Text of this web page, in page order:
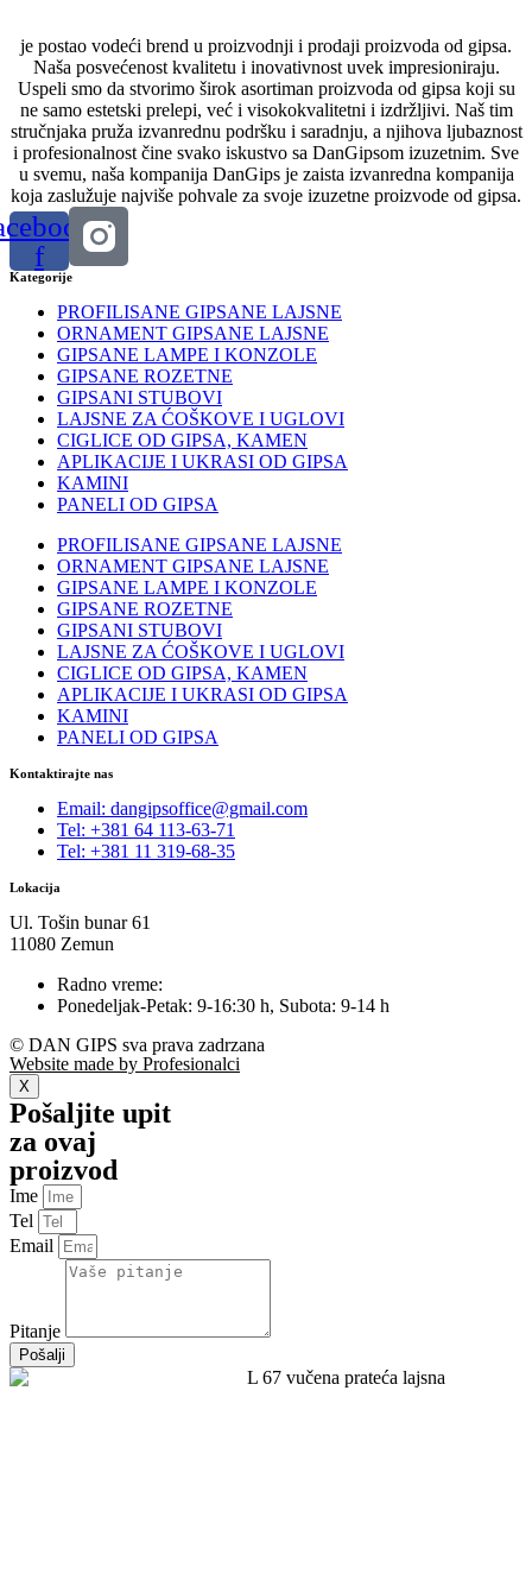
je postao vodeći brend u proizvodnji i prodaji proizvoda od gipsa.
Naša posvećenost kvalitetu i inovativnost uvek impresioniraju.
Uspeli smo da stvorimo širok asortiman proizvoda od gipsa koji su
ne samo estetski prelepi, već i visokokvalitetni i izdržljivi. Naš tim
stručnjaka pruža izvanrednu podršku i saradnju, a njihova ljubaznost
i profesionalnost čine svako iskustvo sa DanGipsom izuzetnim. Sve
u svemu, naša kompanija DanGips je zaista izvanredna kompanija
koja zaslužuje najviše pohvale za svoje izuzetne proizvode od gipsa.
f
Kategorije
PROFILISANE GIPSANE LAJSNE
ORNAMENT GIPSANE LAJSNE
GIPSANE LAMPE I KONZOLE
GIPSANE ROZETNE
GIPSANI STUBOVI
LAJSNE ZA ĆOŠKOVE I UGLOVI
CIGLICE OD GIPSA, KAMEN
APLIKACIJE I UKRASI OD GIPSA
KAMINI
PANELI OD GIPSA
PROFILISANE GIPSANE LAJSNE
ORNAMENT GIPSANE LAJSNE
GIPSANE LAMPE I KONZOLE
GIPSANE ROZETNE
GIPSANI STUBOVI
LAJSNE ZA ĆOŠKOVE I UGLOVI
CIGLICE OD GIPSA, KAMEN
APLIKACIJE I UKRASI OD GIPSA
KAMINI
PANELI OD GIPSA
Kontaktirajte nas
Email: dangipsoffice@gmail.com
Tel: +381 64 113-63-71
Tel: +381 11 319-68-35
Lokacija
Ul. Tošin bunar 61
11080 Zemun
Radno vreme:
Ponedeljak-Petak: 9-16:30 h, Subota: 9-14 h
© DAN GIPS sva prava zadrzana
Website made by Profesionalci
X
Pošaljite upit
za ovaj
proizvod
Ime
Tel
Email
Pitanje
Pošalji